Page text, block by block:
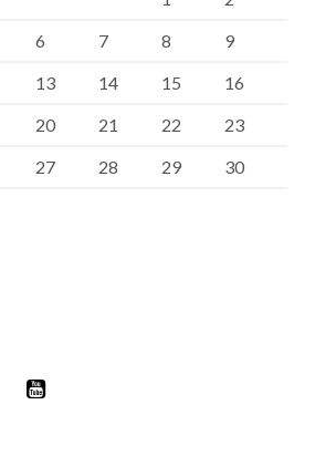
6 7 8
9
13 14 15
16
20 21 22
23
27 28 29
30